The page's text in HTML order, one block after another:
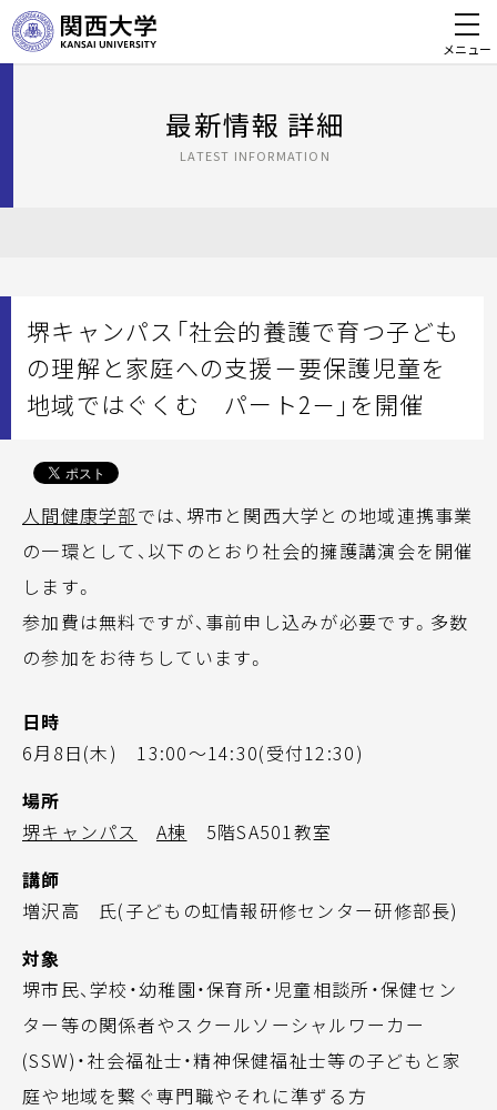
メニュー
最新情報 詳細
LATEST INFORMATION
堺キャンパス「社会的養護で育つ子ども
の理解と家庭への支援－要保護児童を
地域ではぐくむ パート2－」を開催
人間健康学部では、堺市と関西大学との地域連携事業
の一環として、以下のとおり社会的擁護講演会を開催
します。
参加費は無料ですが、事前申し込みが必要です。多数
の参加をお待ちしています。
日時
6月8日(木) 13:00～14:30(受付12:30)
場所
堺キャンパス
A棟 5階SA501教室
講師
増沢高 氏(子どもの虹情報研修センター研修部長)
対象
堺市民、学校・幼稚園・保育所・児童相談所・保健セン
ター等の関係者やスクールソーシャルワーカー
(SSW)・社会福祉士・精神保健福祉士等の子どもと家
庭や地域を繋ぐ専門職やそれに準ずる方